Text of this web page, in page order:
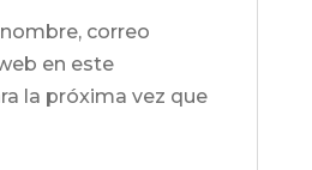
correo
en este
la próxima vez que